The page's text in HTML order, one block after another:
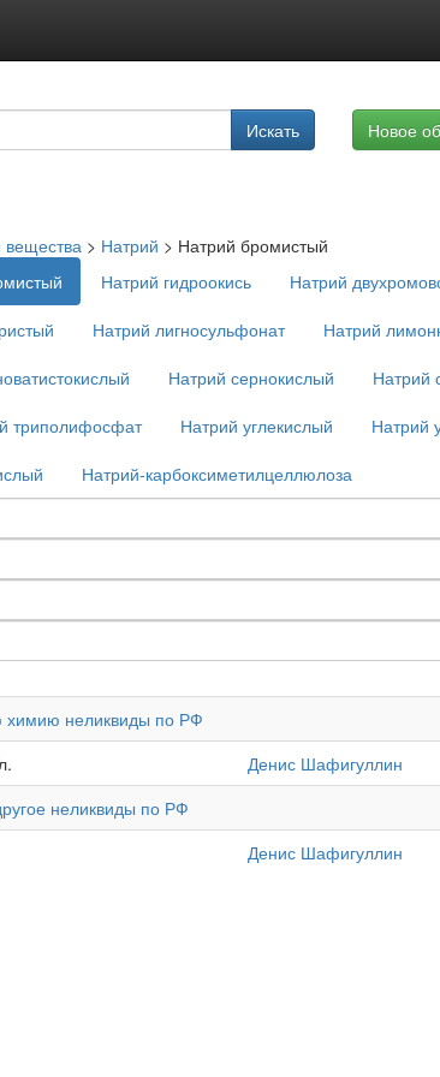
Искать Новое
вещества > Натрий > Натрий бромистый
Натрий гидроокись
Натрий
Натрий лигносульфонат
Натрий
Натрий сернокислый
Натрий
триполифосфат Натрий углекислый
Натрий
Натрий-карбоксиметилцеллюлоза
химию неликвиды по РФ
Денис Шафигуллин
неликвиды по РФ
Денис Шафигуллин